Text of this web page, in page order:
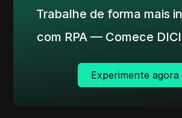
Trabalhe de forma mais
com RPA — Comece
Experimente agora